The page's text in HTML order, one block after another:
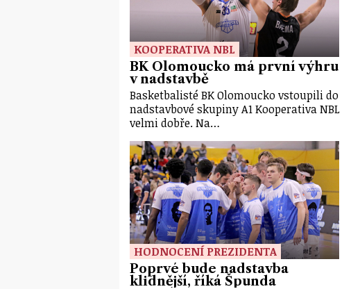
KOOPERATIVA NBL
BK Olomoucko má první výhru
v nadstavbě
Basketbalisté BK Olomoucko vstoupili do
nadstavbové skupiny A1 Kooperativa NBL
velmi dobře. Na…
HODNOCENÍ PREZIDENTA
Poprvé bude nadstavba
klidnější, říká Špunda